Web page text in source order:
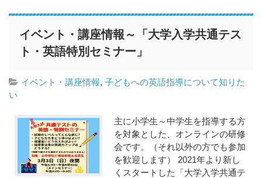
イベント・講座情報～「大学入学共通テス
ト・英語特別セミナー」
イベント・講座情報,子どもへの英語指導について知りた
い
主に小学生～中学生を指導する方
を対象とした、オンラインの研修
会です。（それ以外の方でも参加
を歓迎します） 2021年より新し
くスタートした「大学入学共通テ